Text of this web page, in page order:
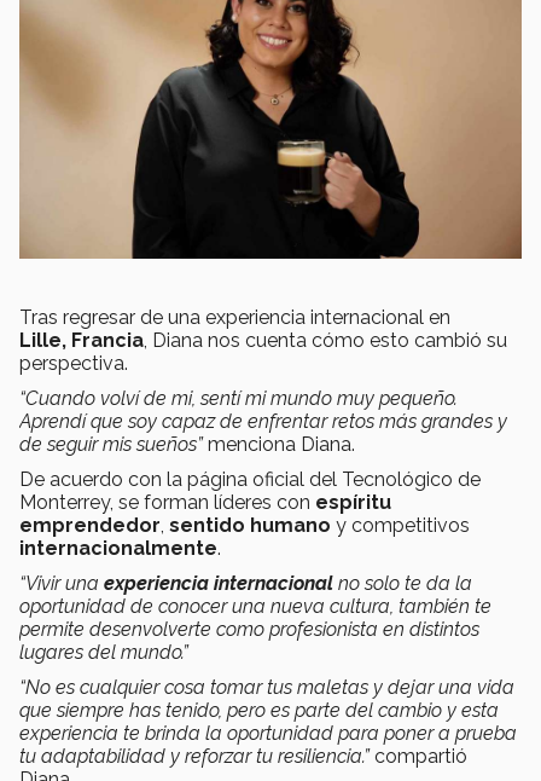
Tras regresar de una experiencia internacional en
Lille, Francia, Diana nos cuenta cómo esto cambió su
perspectiva.
“Cuando volví de mi, sentí mi mundo muy pequeño.
Aprendí que soy capaz de enfrentar retos más grandes y
de seguir mis sueños”menciona Diana.
De acuerdo con la página oficial del Tecnológico de
Monterrey, se forman líderes con espíritu
emprendedor, sentido humano y competitivos
internacionalmente.
“Vivir una experiencia internacional no solo te da la
oportunidad de conocer una nueva cultura, también te
permite desenvolverte como profesionista en distintos
lugares del mundo.”
“No es cualquier cosa tomar tus maletas y dejar una vida
que siempre has tenido, pero es parte del cambio y esta
experiencia te brinda la oportunidad para poner a prueba
tu adaptabilidad y reforzar tu resiliencia.”compartió